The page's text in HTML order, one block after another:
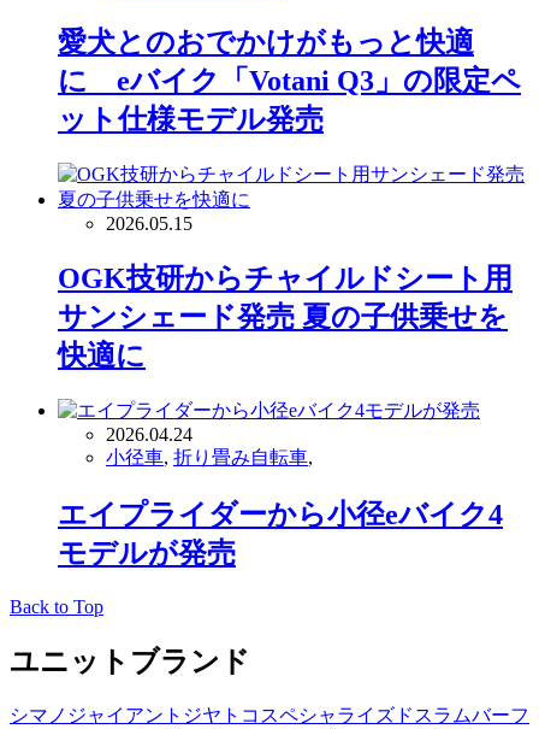
愛犬とのおでかけがもっと快適
に eバイク「Votani Q3」の限定ペ
ット仕様モデル発売
2026.05.15
OGK技研からチャイルドシート用
サンシェード発売 夏の子供乗せを
快適に
2026.04.24
小径車, 折り畳み自転車,
エイプライダーから小径eバイク4
モデルが発売
Back to Top
ユニットブランド
シマノ ジャイアント ジヤトコ スペシャライズドスラムバーフ